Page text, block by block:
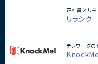
正社員×リモ
リラシク
テレワークの
KnockMe